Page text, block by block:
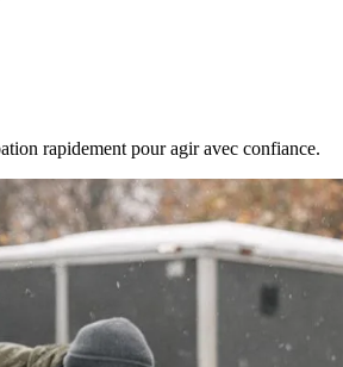
rapidement pour agir avec confiance.